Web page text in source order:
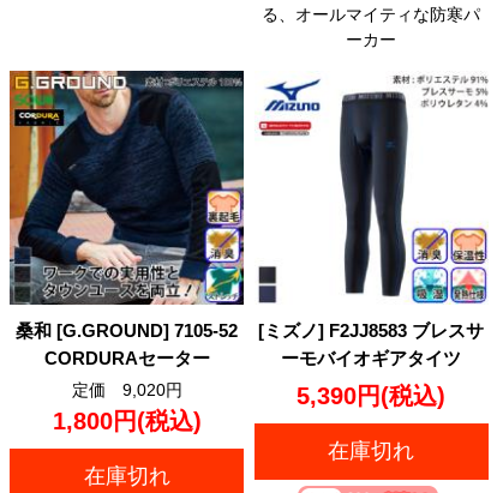
る、オールマイティな防寒パ
ーカー
桑和 [G.GROUND] 7105-52
CORDURAセーター
定価 9,020円
1,800円(税込)
在庫切れ
[ミズノ] F2JJ8583 ブレスサ
ーモバイオギアタイツ
5,390円(税込)
在庫切れ